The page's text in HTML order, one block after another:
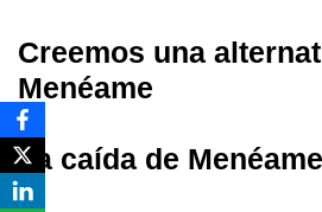
Creemos una
Menéame
La caída de Menéame